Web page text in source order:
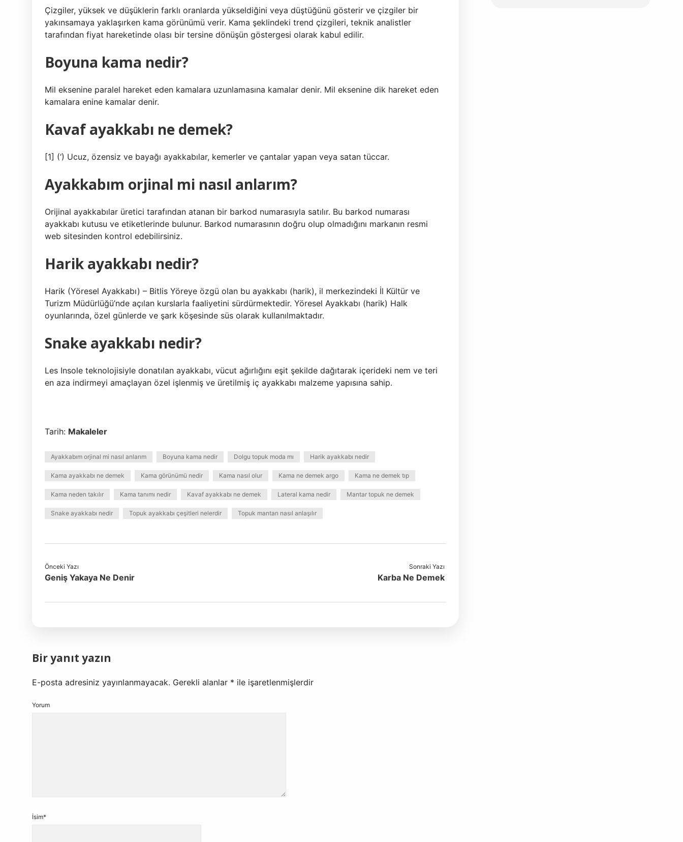
Çizgiler, yüksek ve düşüklerin farklı oranlarda yükseldiğini veya düştüğünü gösterir ve çizgiler bir
yakınsamaya yaklaşırken kama görünümü verir. Kama şeklindeki trend çizgileri, teknik analistler
tarafından fiyat hareketinde olası bir tersine dönüşün göstergesi olarak kabul edilir.
Boyuna kama nedir?
Mil eksenine paralel hareket eden kamalara uzunlamasına kamalar denir. Mil eksenine dik hareket eden
kamalara enine kamalar denir.
Kavaf ayakkabı ne demek?
[1] (‘) Ucuz, özensiz ve bayağı ayakkabılar, kemerler ve çantalar yapan veya satan tüccar.
Ayakkabım orjinal mi nasıl anlarım?
Orijinal ayakkabılar üretici tarafından atanan bir barkod numarasıyla satılır. Bu barkod numarası
ayakkabı kutusu ve etiketlerinde bulunur. Barkod numarasının doğru olup olmadığını markanın resmi
web sitesinden kontrol edebilirsiniz.
Harik ayakkabı nedir?
Harik (Yöresel Ayakkabı) – Bitlis Yöreye özgü olan bu ayakkabı (harik), il merkezindeki İl Kültür ve
Turizm Müdürlüğü’nde açılan kurslarla faaliyetini sürdürmektedir. Yöresel Ayakkabı (harik) Halk
oyunlarında, özel günlerde ve şark köşesinde süs olarak kullanılmaktadır.
Snake ayakkabı nedir?
Les Insole teknolojisiyle donatılan ayakkabı, vücut ağırlığını eşit şekilde dağıtarak içerideki nem ve teri
en aza indirmeyi amaçlayan özel işlenmiş ve üretilmiş iç ayakkabı malzeme yapısına sahip.
Tarih: Makaleler
Ayakkabım orjinal mi nasıl anlarım Boyuna kama nedir Dolgu topuk moda mı Harik ayakkabı nedir
Kama ayakkabı ne demek Kama görünümü nedir Kama nasıl olur Kama ne demek argo Kama ne demek tıp
Kama neden takılır Kama tanımı nedir Kavaf ayakkabı ne demek Lateral kama nedir Mantar topuk ne demek
Snake ayakkabı nedir Topuk ayakkabı çeşitleri nelerdir Topuk mantarı nasıl anlaşılır
Önceki Yazı
Geniş Yakaya Ne Denir
Sonraki Yazı
Karba Ne Demek
Bir yanıt yazın
E-posta adresiniz yayınlanmayacak. Gerekli alanlar * ile işaretlenmişlerdir
Yorum
İsim*